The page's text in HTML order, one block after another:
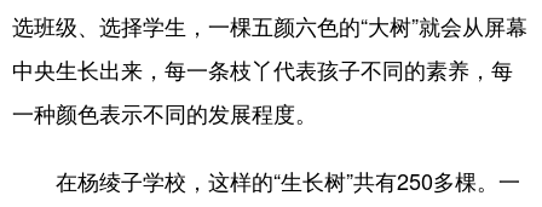
选班级、选择学生，一棵五颜六色的“大树”就会从屏幕
中央生长出来，每一条枝丫代表孩子不同的素养，每
一种颜色表示不同的发展程度。
在杨绫子学校，这样的“生长树”共有250多棵。一